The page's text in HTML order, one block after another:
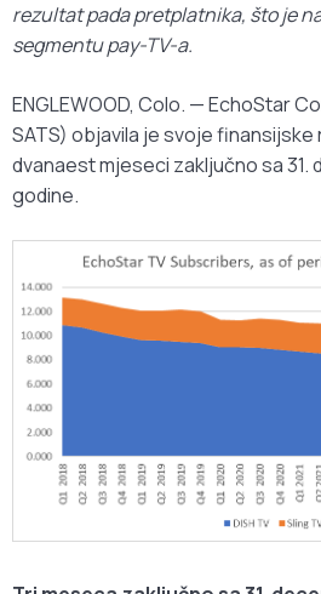
rezultat pada pretplatnika, što je
segmentu pay-TV-a.
ENGLEWOOD, Colo. — EchoStar
SATS) objavila je svoje finansijske
dvanaest mjeseci zaključno sa 31.
godine.